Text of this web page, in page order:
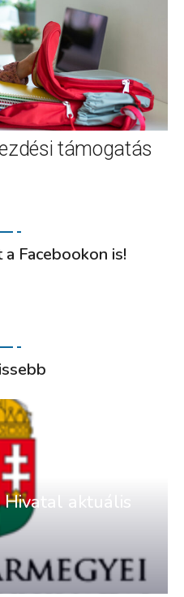
támogatás
Facebookon is!
Hivatal aktuális